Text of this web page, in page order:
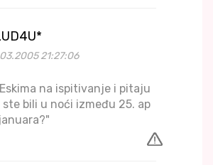
21:27:06
na ispitivanje i pitaju
ste bili u noći između 25. ap